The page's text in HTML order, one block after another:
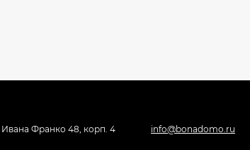
Ивана Франко 48, корп. 4 info@bonadomo.ru